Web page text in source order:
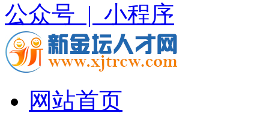
公众号 | 小程序
网站首页